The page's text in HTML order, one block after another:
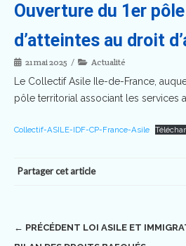
Ouverture du 1er
d’atteintes au droit
21 mai 2025 Actualité
Le Collectif Asile Ile-de-France,
pôle territorial associant les services
Collectif-ASILE-IDF-CP-France-Asile
Partager cet article
Post
← PRÉCÉDENT LOI ASILE ET